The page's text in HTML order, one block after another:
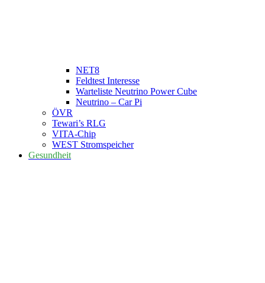
NET8
Feldtest Interesse
Warteliste Neutrino Power Cube
Neutrino – Car Pi
ÖVR
Tewari’s RLG
VITA-Chip
WEST Stromspeicher
Gesundheit